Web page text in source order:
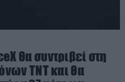
θα συντριβεί στη
TNT και θα